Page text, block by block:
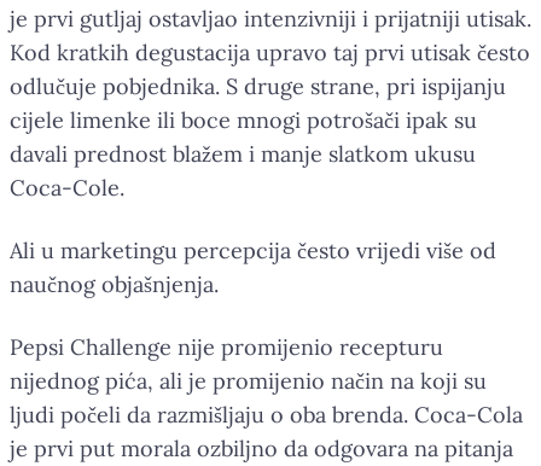
je prvi gutljaj ostavljao intenzivniji i prijatniji utisak.
Kod kratkih degustacija upravo taj prvi utisak često
odlučuje pobjednika. S druge strane, pri ispijanju
cijele limenke ili boce mnogi potrošači ipak su
davali prednost blažem i manje slatkom ukusu
Coca-Cole.
Ali u marketingu percepcija često vrijedi više od
naučnog objašnjenja.
Pepsi Challenge nije promijenio recepturu
nijednog pića, ali je promijenio način na koji su
ljudi počeli da razmišljaju o oba brenda. Coca-Cola
je prvi put morala ozbiljno da odgovara na pitanja